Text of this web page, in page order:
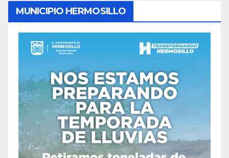
MUNICIPIO HERMOSILLO